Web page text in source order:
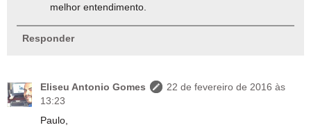
melhor entendimento.
Responder
Eliseu Antonio Gomes
22 de fevereiro de 2016 às
13:23
Paulo,